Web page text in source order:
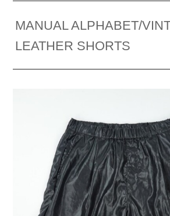
MANUAL ALPHABET/
LEATHER SHORTS